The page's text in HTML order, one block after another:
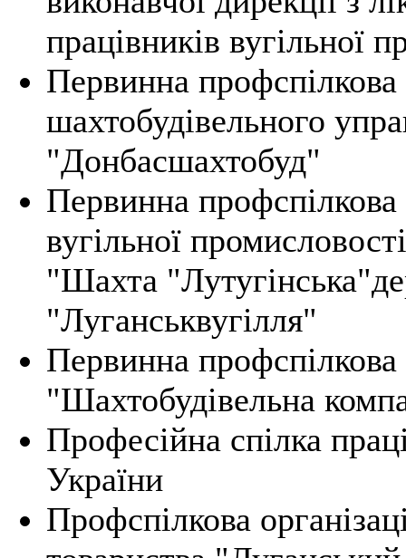
працівників вугільної
Первинна профспілкова
шахтобудівельного
"Донбасшахтобуд"
Первинна профспілкова
вугільної
"Шахта
"Луганськвугілля"
Первинна
"Шахтобудівельна
Професійна спілка
України
Профспілкова